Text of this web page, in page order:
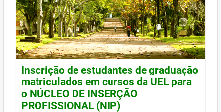
Inscrição de estudantes de graduação
matriculados em cursos da UEL para
o NÚCLEO DE INSERÇÃO
PROFISSIONAL (NIP)